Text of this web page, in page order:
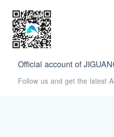
Official account of
Follow us and get the latest